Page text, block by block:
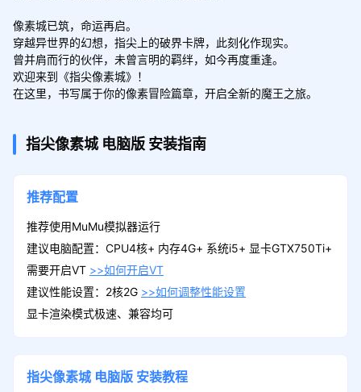
像素城已筑，命运再启。
穿越异世界的幻想，指尖上的破界卡牌，此刻化作现实。
曾并肩而行的伙伴，未曾言明的羁绊，如今再度重逢。
欢迎来到《指尖像素城》！
在这里，书写属于你的像素冒险篇章，开启全新的魔王之旅。
指尖像素城 电脑版 安装指南
推荐配置
推荐使用MuMu模拟器运行
建议电脑配置：CPU4核+ 内存4G+ 系统i5+ 显卡GTX750Ti+
需要开启VT >>如何开启VT
建议性能设置：2核2G >>如何调整性能设置
显卡渲染模式极速、兼容均可
指尖像素城 电脑版 安装教程